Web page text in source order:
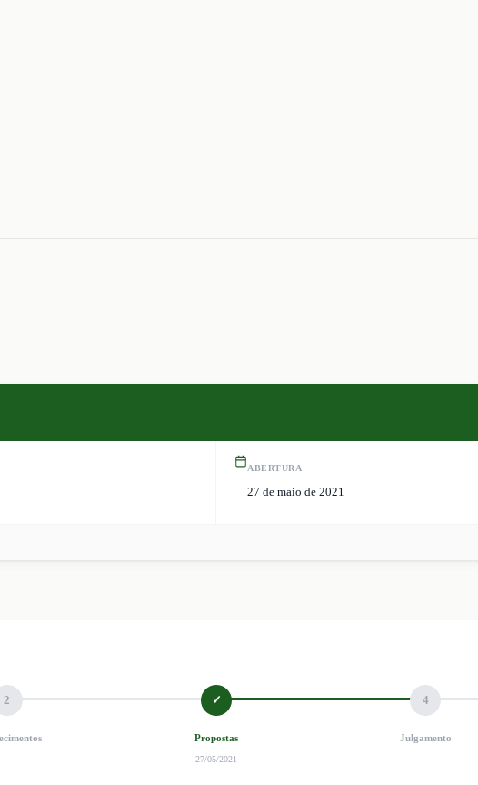
ABERTURA
27 de maio de 2021
2 ✓
Propostas
27/05/2021
4
Julgamento